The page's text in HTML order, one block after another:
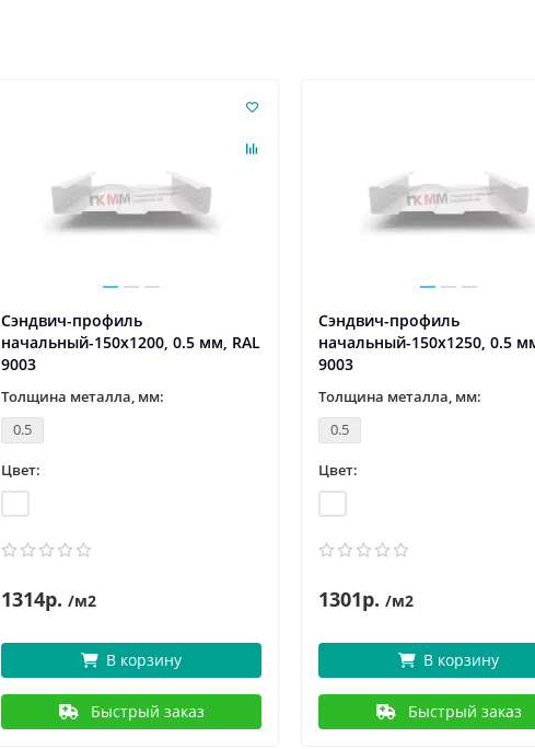
Сэндвич-профиль
начальный-150х1200, 0.5 мм, RAL
9003
Толщина металла, мм:
0.5
Цвет:
1314р. /м2
В корзину
Быстрый заказ
Сэндвич-профиль
начальный-150х1250, 0.5
9003
Толщина металла, мм:
0.5
Цвет:
1301р. /м2
В корзину
Быстрый заказ